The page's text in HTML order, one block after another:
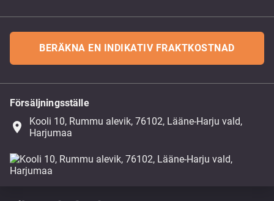
BERÄKNA EN INDIKATIV FRAKTKOSTNAD
Försäljningsställe
place
Kooli 10, Rummu alevik, 76102, Lääne-Harju vald,
Harjumaa